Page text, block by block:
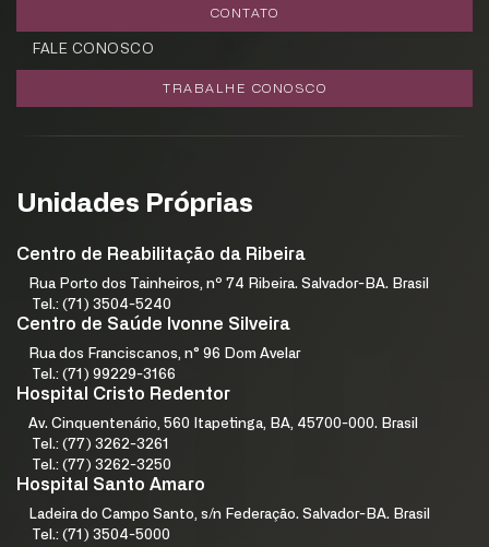
CONTATO
FALE CONOSCO
TRABALHE CONOSCO
Unidades Próprias
Centro de Reabilitação da Ribeira
Rua Porto dos Tainheiros, nº 74 Ribeira. Salvador-BA. Brasil
Tel.: (71) 3504-5240
Centro de Saúde Ivonne Silveira
Rua dos Franciscanos, n° 96 Dom Avelar
Tel.: (71) 99229-3166
Hospital Cristo Redentor
Av. Cinquentenário, 560 Itapetinga, BA, 45700-000. Brasil
Tel.: (77) 3262-3261
Tel.: (77) 3262-3250
Hospital Santo Amaro
Ladeira do Campo Santo, s/n Federação. Salvador-BA. Brasil
Tel.: (71) 3504-5000